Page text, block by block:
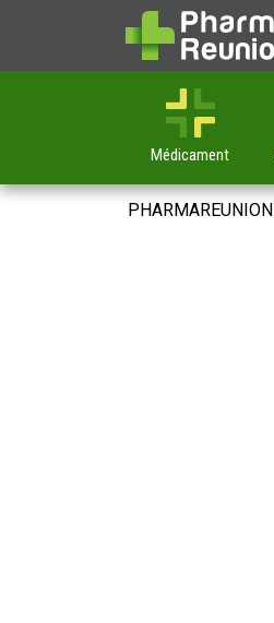
Médicament
PHARMAREUNION